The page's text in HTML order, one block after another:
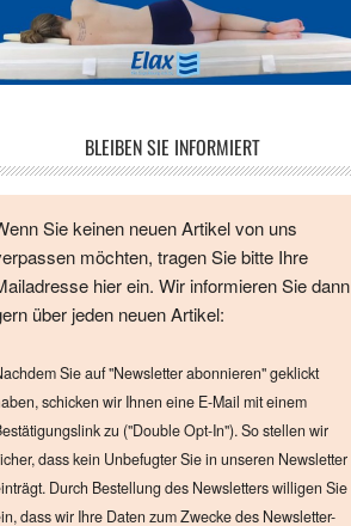
BLEIBEN SIE INFORMIERT
Sie keinen neuen Artikel von uns
möchten, tragen Sie bitte Ihre
hier ein. Wir informieren Sie dann
über jeden neuen Artikel:
Sie auf "Newsletter abonnieren" geklickt
schicken wir Ihnen eine E-Mail mit einem
zu ("Double Opt-In"). So stellen wir
dass kein Unbefugter Sie in unseren Newsletter
Durch Bestellung des Newsletters willigen Sie
dass wir Ihre Daten zum Zwecke des Newsletter-